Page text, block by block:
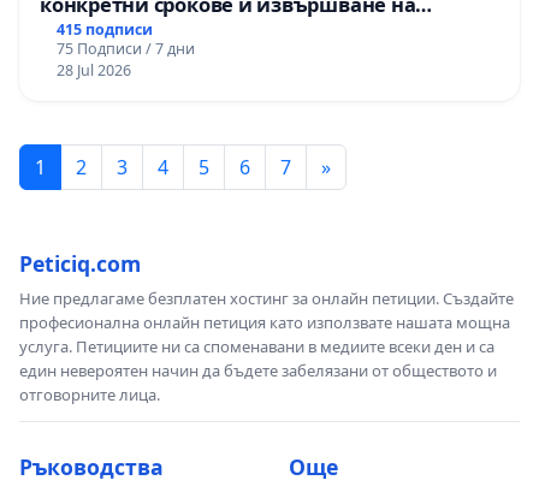
цялостна рехабилитация на
републиканския път между пътен възел АМ
„Тракия“ - гр. Ихтиман - с. Мирово - к.к.
415 подписи
75 Подписи / 7 дни
28 Jul 2026
1 2 3 4 5 6 7 »
Peticiq.com
Ние предлагаме безплатен хостинг за онлайн петиции. Създайте
професионална онлайн петиция като използвате нашата мощна
услуга. Петициите ни са споменавани в медиите всеки ден и са
един невероятен начин да бъдете забелязани от обществото и
отговорните лица.
Ръководства Още